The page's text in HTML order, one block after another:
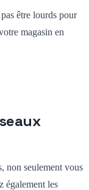
être lourds pour
magasin en
non seulement vous
également les